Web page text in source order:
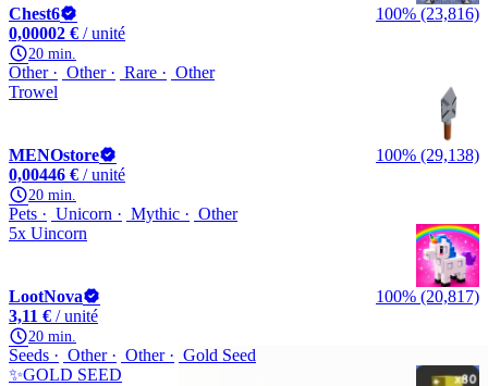
Chest6
100% (23,816)
0,00002 € / unité
20 min.
Other Other Rare
Other
Trowel
MENOstore
100% (29,138)
0,00446 € / unité
20 min.
Pets Unicorn Mythic
Other
5x Uincorn
LootNova
100% (20,817)
3,11 € / unité
20 min.
Seeds Other Other
Gold Seed
✨GOLD SEED